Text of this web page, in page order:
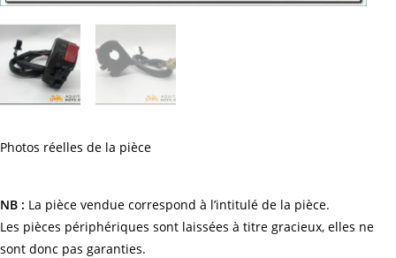
Photos réelles de la pièce
NB : La pièce vendue correspond à l’intitulé de la pièce.
Les pièces périphériques sont laissées à titre gracieux, elles ne
sont donc pas garanties.